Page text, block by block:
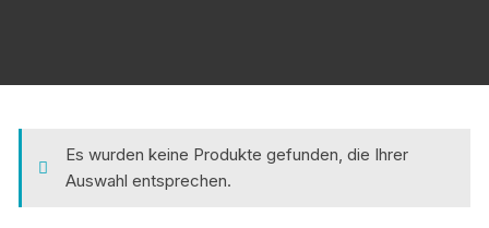
Es wurden keine Produkte gefunden, die Ihrer
Auswahl entsprechen.